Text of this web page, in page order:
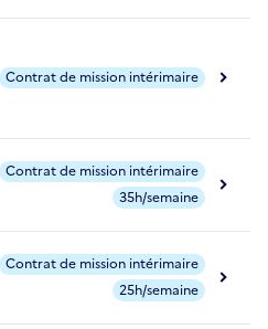
Contrat de mission intérimaire
Contrat de mission intérimaire
35h/semaine
Contrat de mission intérimaire
25h/semaine